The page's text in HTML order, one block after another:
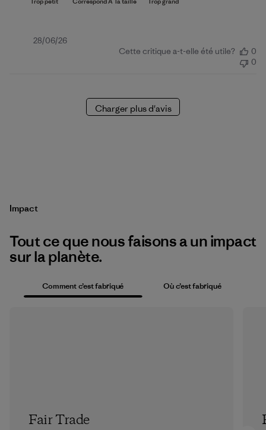
Date
28/06/26
Cette critique a-t-elle été utile?
0
0
Charger plus d'avis
Impact
Tout ce que nous faisons a un impact
sur la planète.
Comment c’est fabriqué Où c’est fabriqué
Fair Trade